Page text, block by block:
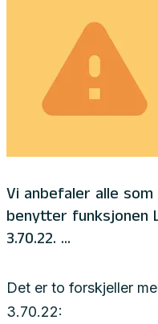
Vi anbefaler alle
benytter funksjonen
3.70.22. ...
Det er to forskjeller
3.70.22: